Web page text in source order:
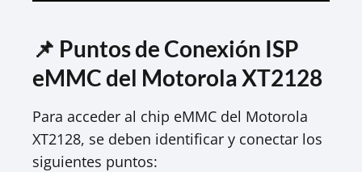
📌 Puntos de Conexión ISP
eMMC del Motorola XT2128
Para acceder al chip eMMC del Motorola
XT2128, se deben identificar y conectar los
siguientes puntos: